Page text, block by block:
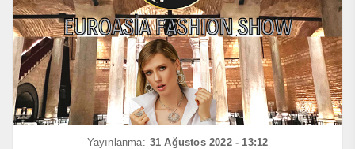
Yayınlanma: 31 Ağustos 2022 - 13:12